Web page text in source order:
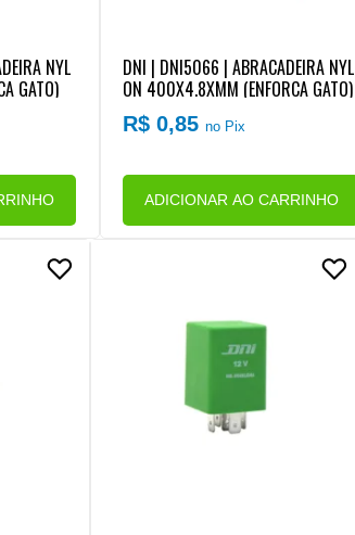
NYL
GATO)
DNI | DNI5066 | ABRACADEIRA NYL
ON 400X4.8XMM (ENFORCA GATO)
R$ 0,85no Pix
ADICIONAR AO CARRINHO